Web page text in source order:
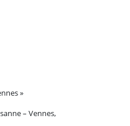
»
– Vennes,